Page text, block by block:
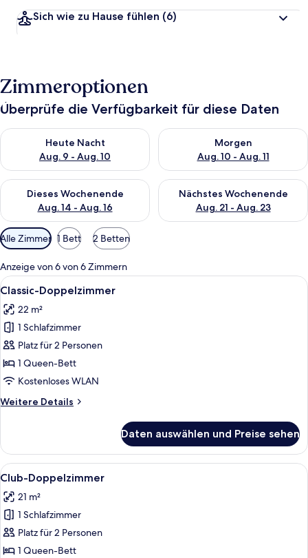
Sich wie zu Hause fühlen (6)
Zimmeroptionen
Überprüfe die Verfügbarkeit für diese Daten
Heute Nacht
Aug. 9 - Aug. 10
Überprüfe die Verfügbarkeit für heute Nacht, Aug. 9 - Aug.
Morgen
Aug. 10 - Aug. 11
Überprüfe die Verfügbarkeit
Dieses Wochenende
Aug. 14 - Aug. 16
Überprüfe die Verfügbarkeit für dieses Wochenende, Aug. 14
Nächstes Wochenende
Aug. 21 - Aug. 23
Überprüfe die Verfügbarkeit
Verfügbare
Filter
für
Zimmer
Alle Zimmer 1 Bett 2 Betten
Anzeige von 6 von 6 Zimmern
Alle
Fotos
für
Classic-
Doppelzimmer
anzeigen
Classic-Doppelzimmer | Kostenlose
11
Classic-Doppelzimmer
22 m²
1 Schlafzimmer
Platz für 2 Personen
1 Queen-Bett
Kostenloses WLAN
Weitere Details
Weitere
Doppelzimmer
Daten auswählen und Preise sehen
Alle
Fotos
für
Club-
Doppelzimmer
anzeigen
Club-Doppelzimmer | Kostenlose
11
Club-Doppelzimmer
21 m²
1 Schlafzimmer
Platz für 2 Personen
1 Queen-Bett